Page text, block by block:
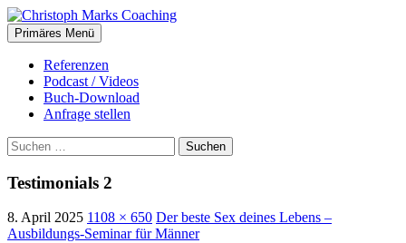
Christoph Marks Coaching
Suchen
Primäres Menü Zum
Inhalt
springen
Referenzen
Podcast / Videos
Buch-Download
Anfrage stellen
Suchen
nach:
Testimonials 2
8. April 2025 1108 × 650 Der beste Sex deines Lebens –
Ausbildungs-Seminar für Männer